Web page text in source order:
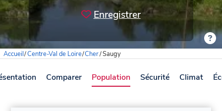
Enregistrer
Accueil/Centre-Val de Loire/Cher/Saugy
Comparer Population Sécurité Climat